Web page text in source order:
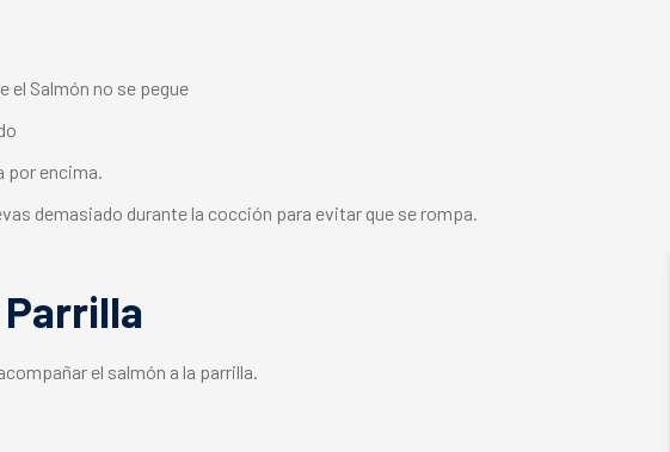
el Salmón no se pegue
por encima.
demasiado durante la cocción para evitar que se rompa.
el salmón a la parrilla.